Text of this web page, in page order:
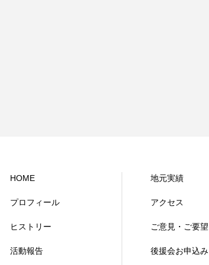
HOME
プロフィール
ヒストリー
活動報告
地元実績
アクセス
ご意見・ご要望
後援会お申込み